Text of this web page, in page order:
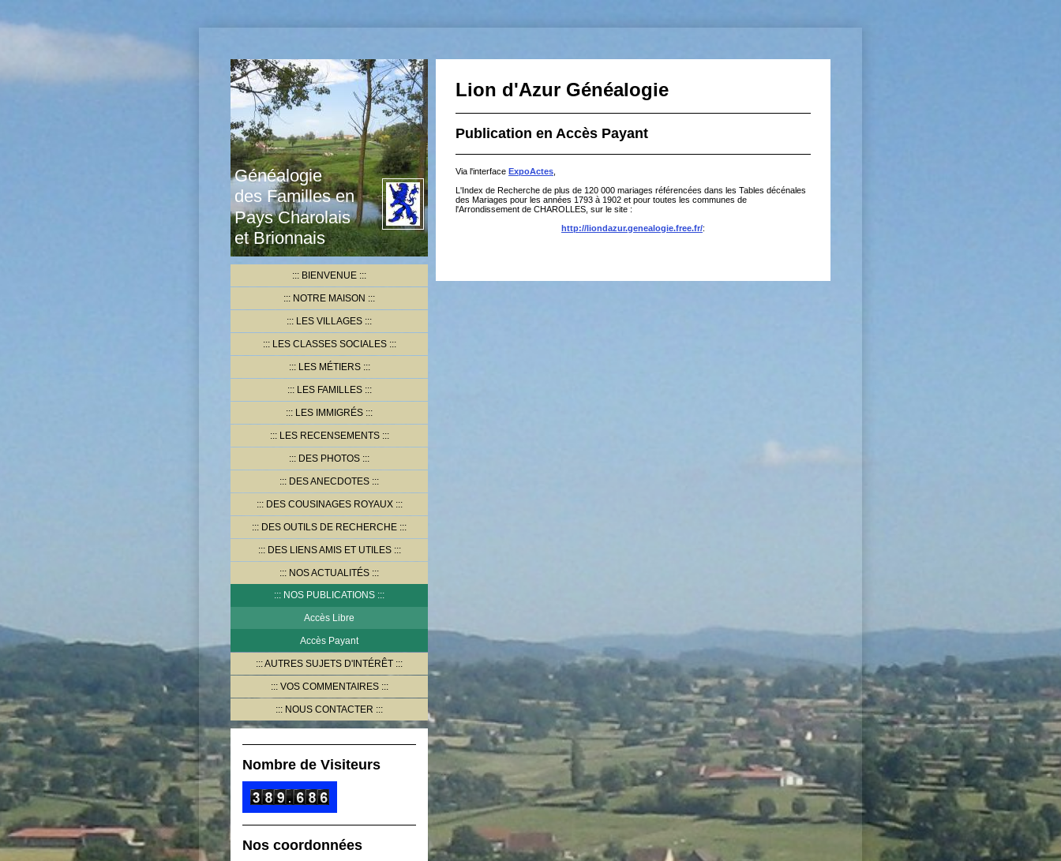
Généalogie
des Familles en
Pays Charolais
et Brionnais
BIENVENUE
NOTRE MAISON
LES VILLAGES
LES CLASSES SOCIALES
LES MÉTIERS
LES FAMILLES
LES IMMIGRÉS
LES RECENSEMENTS
DES PHOTOS
DES ANECDOTES
DES COUSINAGES ROYAUX
DES OUTILS DE RECHERCHE
DES LIENS AMIS ET UTILES
NOS ACTUALITÉS
NOS PUBLICATIONS
Accès Libre
Accès Payant
AUTRES SUJETS D'INTÉRÊT
VOS COMMENTAIRES
NOUS CONTACTER
Nombre de Visiteurs
Nos coordonnées
Lion d'Azur Généalogie
Publication en Accès Payant
Via l'interface ExpoActes
L'Index de Recherche de plus de 120 000 mariages référencées dans les Tables décénales
des Mariages pour les années 1793 à 1902 et pour toutes les communes de
l'Arrondissement de CHAROLLES, sur le site :
http://liondazur.genealogie.free.fr/: